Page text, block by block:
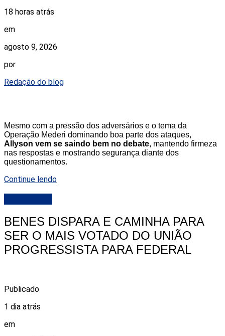
18 horas atrás
em
agosto 9, 2026
por
Redação do blog
Mesmo com a pressão dos adversários e o tema da
Operação Mederi dominando boa parte dos ataques,
Allyson vem se saindo bem no debate, mantendo firmeza
nas respostas e mostrando segurança diante dos
questionamentos.
Continue lendo
BENES DISPARA E CAMINHA PARA
SER O MAIS VOTADO DO UNIÃO
PROGRESSISTA PARA FEDERAL
Publicado
1 dia atrás
em